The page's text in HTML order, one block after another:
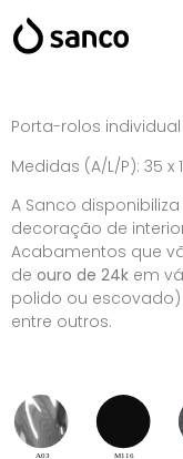
Porta-rolos
Medidas (A/L/P): 35 x
A Sanco
decoração de
Acabamentos que
de ouro de 24k em
polido ou escovado)
entre outros.